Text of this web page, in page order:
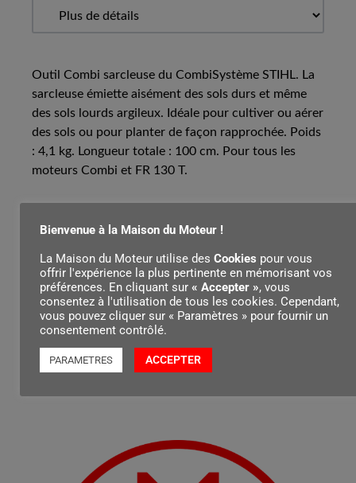
Outil Combi sarcleuse du CombiSystème STIHL. La
sarcleuse émiette aisément des sols durs et même
des sols lourds argileux. Idéale pour cultiver ou aérer
des sols ou pour planter de façon rapprochée. Poids
: 4,1 kg. Longueur totale : 100 cm. Pour tous les
moteurs Combi et FR 130 T.
Contenu par
Bienvenue à la Maison du Moteur !
La Maison du Moteur utilise des Cookies pour vous
offrir l'expérience la plus pertinente en mémorisant vos
préférences. En cliquant sur « Accepter », vous
consentez à l'utilisation de tous les cookies. Cependant,
vous pouvez cliquer sur « Paramètres » pour fournir un
consentement contrôlé.
PARAMETRES ACCEPTER